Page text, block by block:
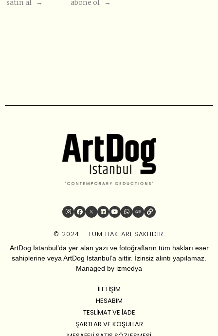
satın al → abone ol →
© 2024 - TÜM HAKLARI SAKLIDIR.
ArtDog Istanbul’da yer alan yazı ve fotoğrafların tüm hakları eser
sahiplerine veya ArtDog Istanbul’a aittir. İzinsiz alıntı yapılamaz.
Managed by izmedya
İLETIŞIM
HESABIM
TESLIMAT VE İADE
ŞARTLAR VE KOŞULLAR